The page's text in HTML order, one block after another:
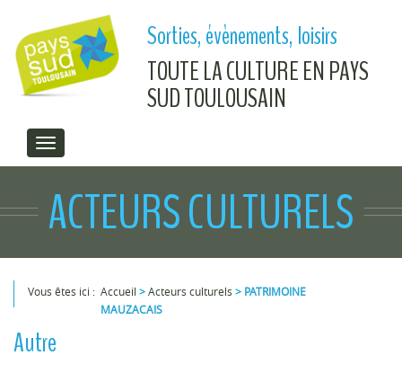
Sorties, évènements, loisirs
TOUTE LA CULTURE EN PAYS
SUD TOULOUSAIN
ACTEURS CULTURELS
Vous êtes ici :
Vous êtes ici
Accueil >Acteurs culturels > PATRIMOINE
MAUZACAIS
Autre